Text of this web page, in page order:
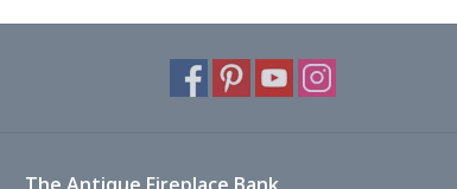
The Antique Fireplace Bank